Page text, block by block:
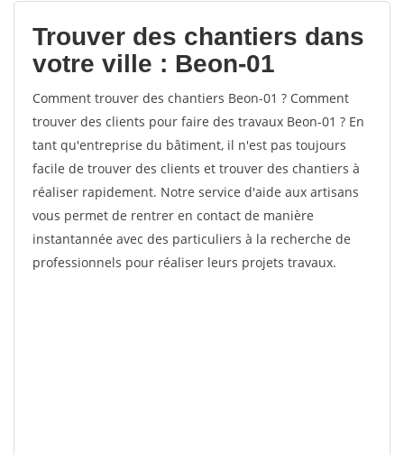
votes
Trouver des chantiers dans
votre ville : Beon-01
Comment trouver des chantiers Beon-01 ? Comment
trouver des clients pour faire des travaux Beon-01 ? En
tant qu'entreprise du bâtiment, il n'est pas toujours
facile de trouver des clients et trouver des chantiers à
réaliser rapidement. Notre service d'aide aux artisans
vous permet de rentrer en contact de manière
instantannée avec des particuliers à la recherche de
professionnels pour réaliser leurs projets travaux.